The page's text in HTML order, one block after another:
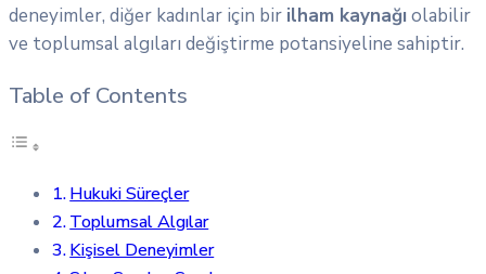
deneyimler, diğer kadınlar için bir ilham kaynağı olabilir
ve toplumsal algıları değiştirme potansiyeline sahiptir.
Table of Contents
Hukuki Süreçler
Toplumsal Algılar
Kişisel Deneyimler